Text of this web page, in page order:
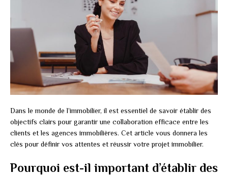
Dans le monde de l’immobilier, il est essentiel de savoir établir des
objectifs clairs pour garantir une collaboration efficace entre les
clients et les agences immobilières. Cet article vous donnera les
clés pour définir vos attentes et réussir votre projet immobilier.
Pourquoi est-il important d’établir des